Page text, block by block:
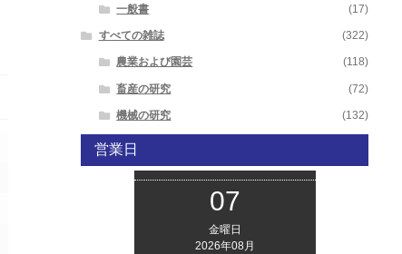
一般書 (17)
すべての雑誌 (322)
農業および園芸 (118)
畜産の研究 (72)
機械の研究 (132)
営業日
07
金曜日
2026年08月